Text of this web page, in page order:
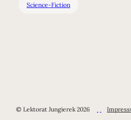
Science-Fiction
© Lektorat Jungierek 2026